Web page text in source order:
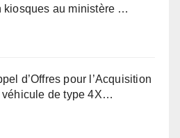
kiosques au ministère …
d’Offres pour l’Acquisition
véhicule de type 4X…